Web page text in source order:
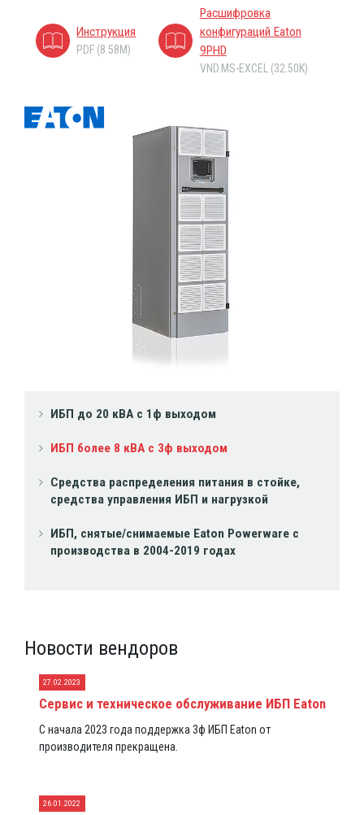
ИБП до 20 кВА с 1ф выходом
ИБП более 8 кВА с 3ф выходом
Средства распределения питания в стойке,
средства управления ИБП и нагрузкой
ИБП, снятые/снимаемые Eaton Powerware с
производства в 2004-2019 годах
Новости вендоров
27.02.2023
Сервис и техническое обслуживание ИБП Eaton
С начала 2023 года поддержка 3ф ИБП Eaton от
производителя прекращена.
26.01.2022
Инструкция
PDF (8.58M)
Расшифровка
конфигураций Eaton
9PHD
VND.MS-EXCEL (32.50K)